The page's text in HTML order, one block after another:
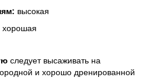
высокая
хорошая
следует высаживать на
и хорошо дренированной